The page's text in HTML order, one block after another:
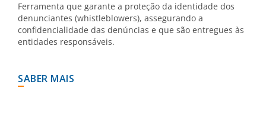
Ferramenta que garante a proteção da identidade dos
denunciantes (whistleblowers), assegurando a
confidencialidade das denúncias e que são entregues às
entidades responsáveis.
SABER MAIS